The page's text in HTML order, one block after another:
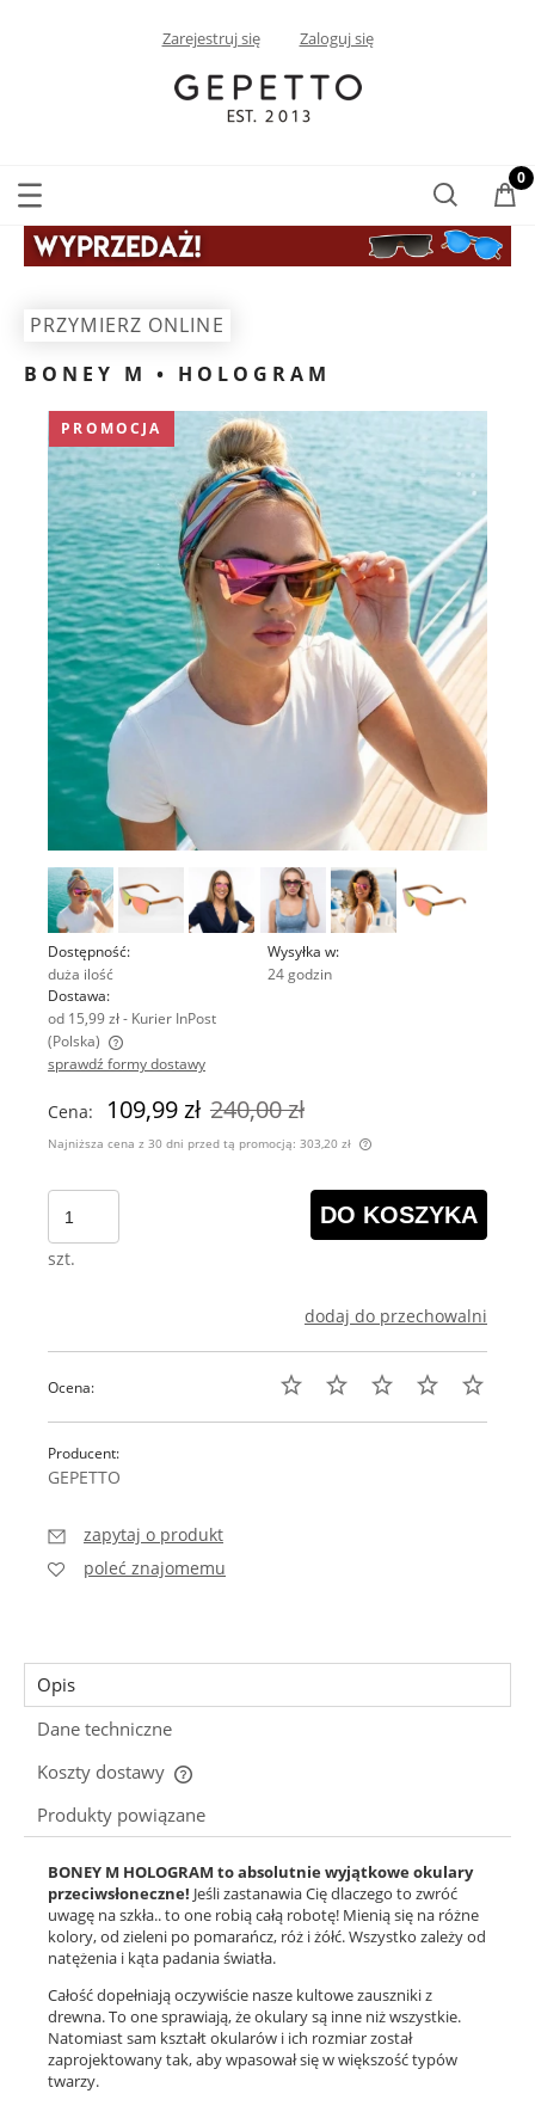
Zarejestruj się Zaloguj się
PRZYMIERZ ONLINE
BONEY M • HOLOGRAM
PROMOCJA
Dostępność:
duża ilość
Wysyłka w:
24 godzin
Dostawa:
od 15,99 zł- Kurier InPost
(Polska)
Cena nie zawiera ewentualnych kosztów płatności
sprawdź formy dostawy
Cena: 109,99 zł 240,00 zł
Najniższa cena z 30 dni przed tą promocją: 303,20 zł
30 dni, wyświetlana
momentu, kiedy
sprzedaży.
szt.
DO KOSZYKA
dodaj do przechowalni
Ocena:
Producent:
GEPETTO
zapytaj o produkt
poleć znajomemu
Opis
Dane techniczne
Koszty dostawy
Cena nie zawiera ewentualnych kosztów płatności
Produkty powiązane
BONEY M HOLOGRAM to absolutnie wyjątkowe okulary
przeciwsłoneczne! Jeśli zastanawia Cię dlaczego to zwróć
uwagę na szkła.. to one robią całą robotę! Mienią się na różne
kolory, od zieleni po pomarańcz, róż i żółć. Wszystko zależy od
natężenia i kąta padania światła.
Całość dopełniają oczywiście nasze kultowe zauszniki z
drewna. To one sprawiają, że okulary są inne niż wszystkie.
Natomiast sam kształt okularów i ich rozmiar został
zaprojektowany tak, aby wpasował się w większość typów
twarzy.